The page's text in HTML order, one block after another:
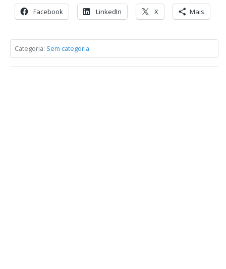
Facebook LinkedIn X Mais
Categoria: Sem categoria